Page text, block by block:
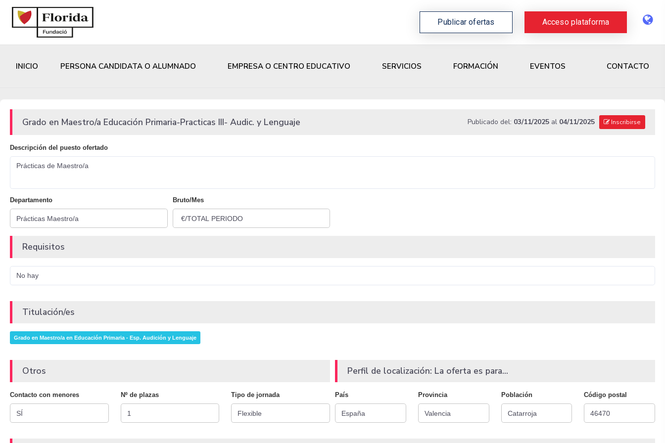
Publicar ofertas Acceso plataforma
INICIO PERSONA CANDIDATA O ALUMNADO EMPRESA O CENTRO EDUCATIVO SERVICIOS FORMACIÓN EVENTOS CONTACTO
Grado en Maestro/a Educación Primaria-Practicas III- Audic. y Lenguaje Publicado del: 03/11/2025al 04/11/2025 Inscribirse
Descripción del puesto ofertado
Prácticas de Maestro/a
Departamento Bruto/Mes
Requisitos
No hay
Titulación/es
Grado en Maestro/a en Educación Primaria - Esp. Audición y Lenguaje
Otros
Contacto con menores Nº de plazas Tipo de jornada
Perfil de localización: La oferta es para...
País Provincia Población Código postal